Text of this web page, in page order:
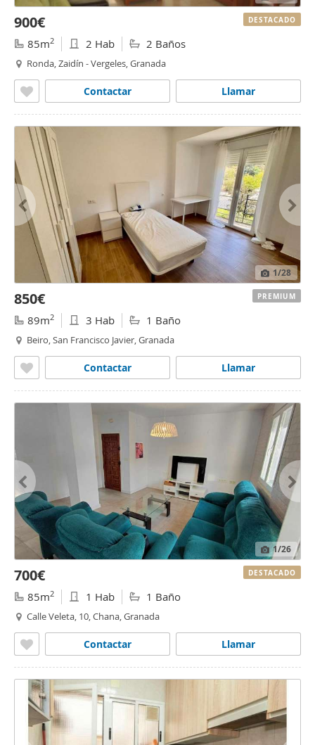
900€
85m2 2 Hab 2 Baños
Ronda, Zaidín - Vergeles, Granada
Llamar
Contactar
DESTACADO
1/28
850€
89m2 3 Hab 1 Baño
Beiro, San Francisco Javier, Granada
Llamar
Contactar
PREMIUM
1/26
700€
85m2 1 Hab 1 Baño
Calle Veleta, 10, Chana, Granada
Llamar
Contactar
DESTACADO